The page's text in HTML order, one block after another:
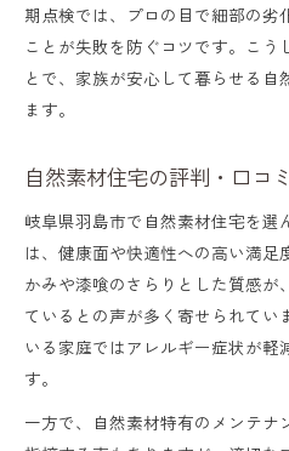
期点検では、プロの目で細部の劣
ことが失敗を防ぐコツです。こう
とで、家族が安心して暮らせる
ます。
自然素材住宅の評判・口コ
岐阜県羽島市で自然素材住宅を選
は、健康面や快適性への高い満足
かみや漆喰のさらりとした質感が
ているとの声が多く寄せられてい
いる家庭ではアレルギー症状が軽
す。
一方で、自然素材特有のメンテナ